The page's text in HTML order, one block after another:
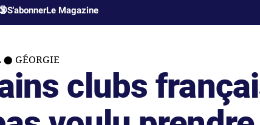
S'abonnerLe Magazine
GÉORGIE
clubs